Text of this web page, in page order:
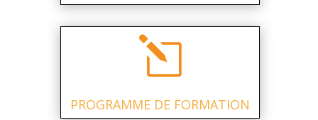
l
PROGRAMME DE FORMATION